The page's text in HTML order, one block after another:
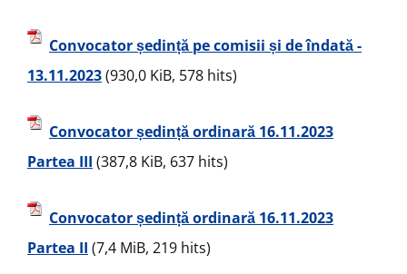
Convocator ședință pe comisii și de îndată -
13.11.2023(930,0 KiB, 578 hits)
Convocator ședință ordinară 16.11.2023
Partea III (387,8 KiB, 637 hits)
Convocator ședință ordinară 16.11.2023
Partea II (7,4 MiB, 219 hits)